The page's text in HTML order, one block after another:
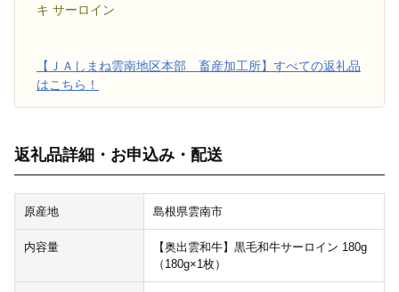
キ サーロイン
【ＪＡしまね雲南地区本部 畜産加工所】すべての返礼品
はこちら！
返礼品詳細・お申込み・配送
原産地 島根県雲南市
内容量
【奥出雲和牛】黒毛和牛サーロイン 180g
（180g×1枚）